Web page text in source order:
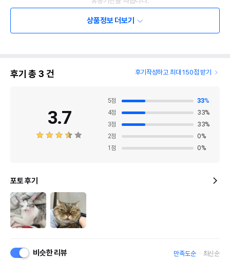
상품정보 더보기
후기 총 3 건 후기작성하고 최대 150점 받기
3.7
5점 33%
4점 33%
3점 33%
2점 0%
1 점 0%
포토 후기
비슷한 리뷰 만족도순 최신순